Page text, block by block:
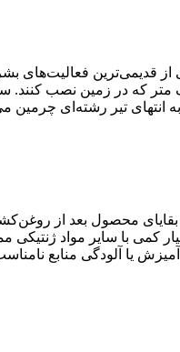
فعالیت‌های
روغن کشی تشکیل شده از استوانه‌ای چوبین به
به انتهای تیر رشته‌ای
محصول بعد از
کمی با سایر مواد
یا آلودگی منابع